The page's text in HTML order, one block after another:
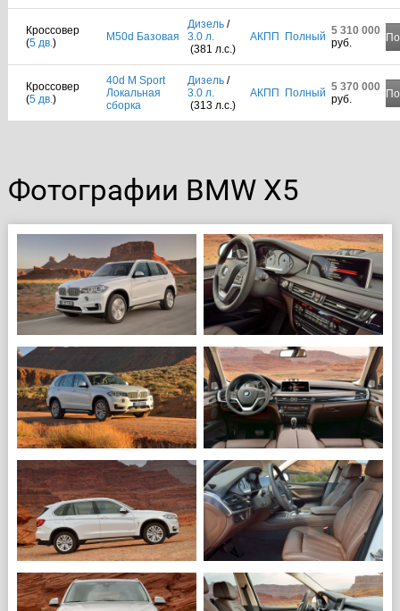
Кроссовер
(5 дв.) M50d Базовая
Дизель/
3.0 л.
(381 л.с.)
АКПП Полный 5 310 000
руб.
Кроссовер
(5 дв.)
40d M Sport
Локальная
сборка
Дизель/
3.0 л.
(313 л.с.)
АКПП Полный 5 370 000
руб.
Фотографии BMW X5